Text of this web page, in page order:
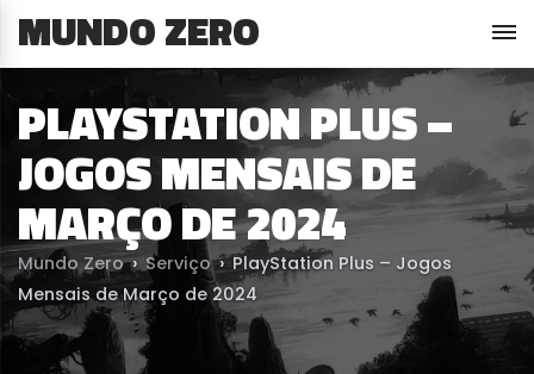
MUNDO ZERO
PLAYSTATION PLUS –
JOGOS MENSAIS DE
MARÇO DE 2024
Mundo Zero › Serviço › PlayStation Plus – Jogos
Mensais de Março de 2024